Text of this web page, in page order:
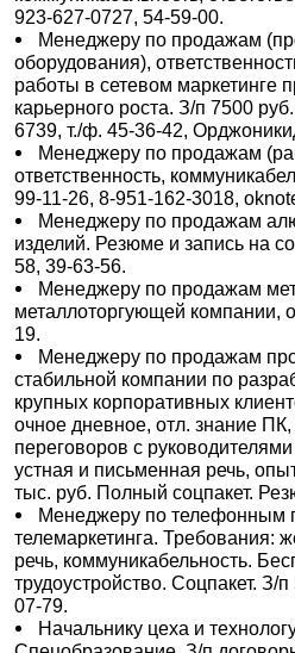
923-627-0727, 54-59-00.
Менеджеру по продажам
оборудования),
работы в сетевом маркетинге
карьерного роста. З/п 7500
6739, т./ф. 45-36-42,
Менеджеру по продажам
ответственность,
99-11-26, 8-951-162-3018,
Менеджеру по продажам
изделий. Резюме и запись на
58, 39-63-56.
Менеджеру по продажам
металлоторгующей компании,
19.
Менеджеру по продажам
стабильной компании по
крупных корпоративных
очное дневное, отл. знание
переговоров с
устная и письменная речь,
тыс. руб. Полный соцпакет.
Менеджеру по телефонным
телемаркетинга. Требования:
речь, коммуникабельность.
трудоустройство. Соцпакет. З/
07-79.
Начальнику цеха и